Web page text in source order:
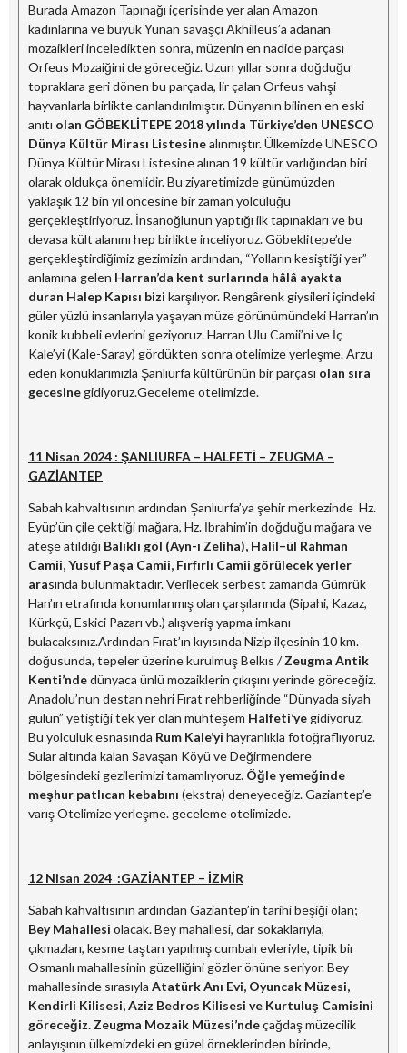
Burada Amazon Tapınağı içerisinde yer alan Amazon
kadınlarına ve büyük Yunan savaşçı Akhilleus’a adanan
mozaikleri inceledikten sonra, müzenin en nadide parçası
Orfeus Mozaiğini de göreceğiz. Uzun yıllar sonra doğduğu
topraklara geri dönen bu parçada, lir çalan Orfeus vahşi
hayvanlarla birlikte canlandırılmıştır. Dünyanın bilinen en eski
anıtı olan GÖBEKLİTEPE 2018 yılında Türkiye’den UNESCO
Dünya Kültür Mirası Listesinealınmıştır. Ülkemizde UNESCO
Dünya Kültür Mirası Listesine alınan 19 kültür varlığından biri
olarak oldukça önemlidir. Bu ziyaretimizde günümüzden
yaklaşık 12 bin yıl öncesine bir zaman yolculuğu
gerçekleştiriyoruz. İnsanoğlunun yaptığı ilk tapınakları ve bu
devasa kült alanını hep birlikte inceliyoruz. Göbeklitepe’de
gerçekleştirdiğimiz gezimizin ardından, “Yolların kesiştiği yer”
anlamına gelen Harran’da kent surlarında hâlâ ayakta
duran Halep Kapısı bizi karşılıyor. Rengârenk giysileri içindeki
güler yüzlü insanlarıyla yaşayan müze görünümündeki Harran’ın
konik kubbeli evlerini geziyoruz. Harran Ulu Camii’ni ve İç
Kale’yi (Kale-Saray) gördükten sonra otelimize yerleşme. Arzu
eden konuklarımızla Şanlıurfa kültürünün bir parçası olan sıra
gecesine gidiyoruz.Geceleme otelimizde.
11 Nisan 2024 : ŞANLIURFA – HALFETİ – ZEUGMA –
GAZİANTEP
Sabah kahvaltısının ardından Şanlıurfa’ya şehir merkezinde Hz.
Eyüp’ün çile çektiği mağara, Hz. İbrahim’in doğduğu mağara ve
ateşe atıldığı Balıklı göl (Ayn-ı Zeliha), Halil–ül Rahman
Camii, Yusuf Paşa Camii, Fırfırlı Camii görülecek yerler
arasında bulunmaktadır. Verilecek serbest zamanda Gümrük
Han’ın etrafında konumlanmış olan çarşılarında (Sipahi, Kazaz,
Kürkçü, Eskici Pazarı vb.) alışveriş yapma imkanı
bulacaksınız.Ardından Fırat’ın kıyısında Nizip ilçesinin 10 km.
doğusunda, tepeler üzerine kurulmuş Belkıs /Zeugma Antik
Kenti’ndedünyaca ünlü mozaiklerin çıkışını yerinde göreceğiz.
Anadolu’nun destan nehri Fırat rehberliğinde “Dünyada siyah
gülün” yetiştiği tek yer olan muhteşem Halfeti’ye gidiyoruz.
Bu yolculuk esnasında Rum Kale’yi hayranlıkla fotoğraflıyoruz.
Sular altında kalan Savaşan Köyü ve Değirmendere
bölgesindeki gezilerimizi tamamlıyoruz. Öğle yemeğinde
meşhur patlıcan kebabını (ekstra) deneyeceğiz. Gaziantep’e
varış Otelimize yerleşme. geceleme otelimizde.
12 Nisan 2024 :GAZİANTEP – İZMİR
Sabah kahvaltısının ardından Gaziantep’in tarihi beşiği olan;
Bey Mahallesi olacak. Bey mahallesi, dar sokaklarıyla,
çıkmazları, kesme taştan yapılmış cumbalı evleriyle, tipik bir
Osmanlı mahallesinin güzelliğini gözler önüne seriyor. Bey
mahallesinde sırasıyla Atatürk Anı Evi, Oyuncak Müzesi,
Kendirli Kilisesi, Aziz Bedros Kilisesi ve Kurtuluş Camisini
göreceğiz. Zeugma Mozaik Müzesi’ndeçağdaş müzecilik
anlayışının ülkemizdeki en güzel örneklerinden birinde,